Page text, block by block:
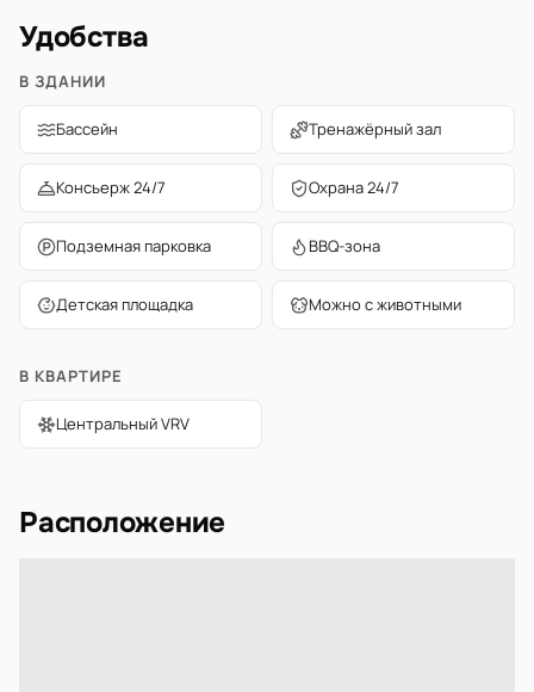
Удобства
В ЗДАНИИ
Бассейн Тренажёрный зал
Консьерж 24/7 Охрана 24/7
Подземная парковка BBQ-зона
Детская площадка Можно с животными
В КВАРТИРЕ
Центральный VRV
Расположение